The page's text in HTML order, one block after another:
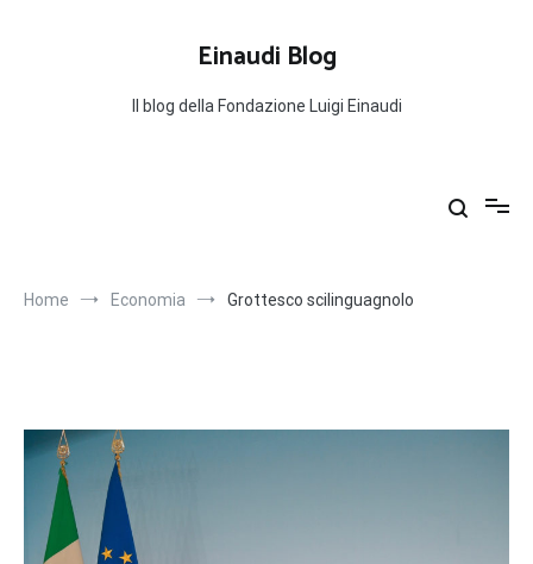
Einaudi Blog
Il blog della Fondazione Luigi Einaudi
Home Economia Grottesco scilinguagnolo